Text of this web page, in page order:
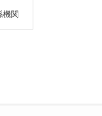
機関